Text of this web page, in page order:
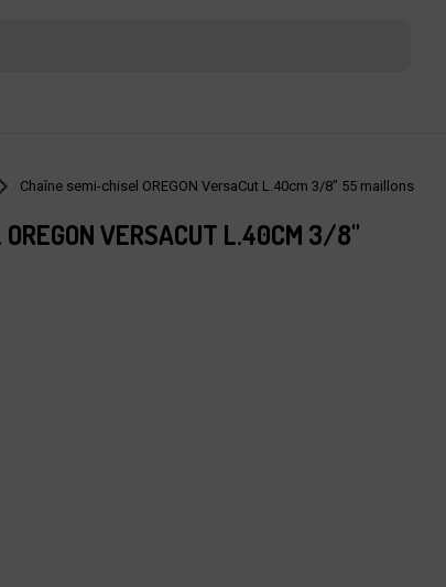
Chaîne semi-chisel OREGON VersaCut L.40cm 3/8" 55 maillons
VERSACUT L.40CM 3/8"